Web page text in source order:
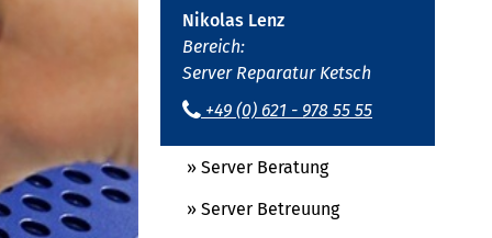
Nikolas Lenz
Bereich:
Server Reparatur Ketsch
+49 (0) 621 - 978 55 55
» Server Beratung
» Server Betreuung